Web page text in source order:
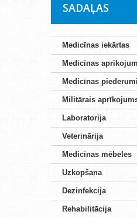
SADAĻAS
Medicīnas iekārtas
Medicīnas
Medicīnas piederumi
Militārais
Laboratorija
Veterinārija
Medicīnas mēbeles
Uzkopšana
Dezinfekcija
Rehabilitācija